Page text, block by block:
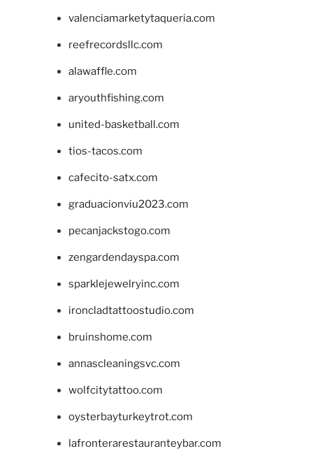
valenciamarketytaqueria.com
reefrecordsllc.com
alawaffle.com
aryouthfishing.com
united-basketball.com
tios-tacos.com
cafecito-satx.com
graduacionviu2023.com
pecanjackstogo.com
zengardendayspa.com
sparklejewelryinc.com
ironcladtattoostudio.com
bruinshome.com
annascleaningsvc.com
wolfcitytattoo.com
oysterbayturkeytrot.com
lafronterarestauranteybar.com